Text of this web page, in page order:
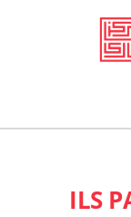
ILS